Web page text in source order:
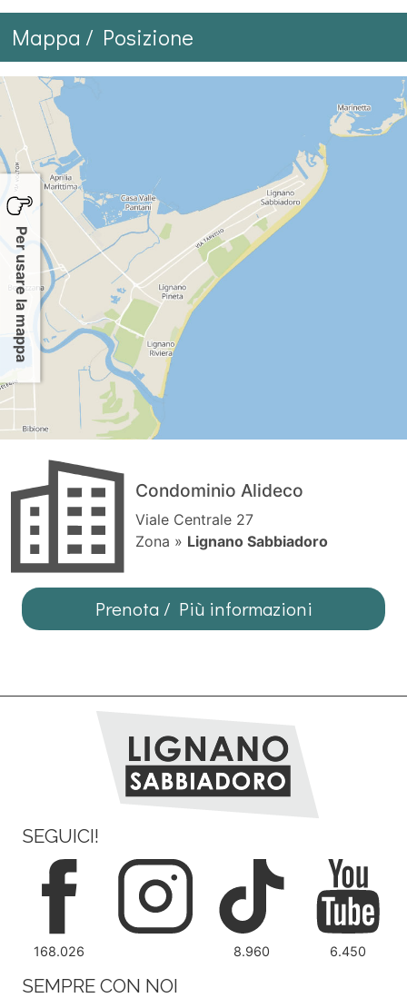
Mappa / Posizione
Per usare la mappa
Condominio Alideco
Viale Centrale 27
Zona » Lignano Sabbiadoro
Prenota / Più informazioni
SEGUICI!
168.026 8.960 6.450
SEMPRE CON NOI